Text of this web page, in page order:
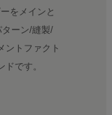
をメインと
ターン/縫製/
ントファクト
です。